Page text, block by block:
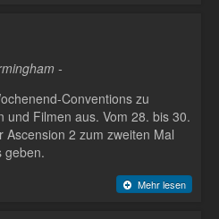
-
Conventions zu
und Filmen aus. Vom 28. bis 30.
2 zum zweiten Mal
geben.
Mehr lesen